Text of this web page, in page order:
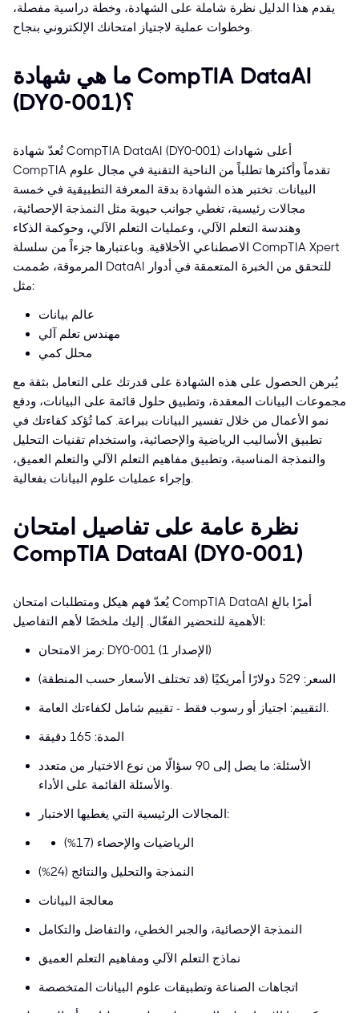
يقدم هذا الدليل نظرة شاملة على الشهادة، وخطة دراسية مفصلة،
وخطوات عملية لاجتياز امتحانك الإلكتروني بنجاح.
ما هي شهادة CompTIA DataAI
(DY0-001)؟
تُعدّ شهادة CompTIA DataAI (DY0-001) أعلى شهادات
CompTIA تقدماً وأكثرها تطلباً من الناحية التقنية في مجال علوم
البيانات. تختبر هذه الشهادة بدقة المعرفة التطبيقية في خمسة
مجالات رئيسية، تغطي جوانب حيوية مثل النمذجة الإحصائية،
وهندسة التعلم الآلي، وعمليات التعلم الآلي، وحوكمة الذكاء
الاصطناعي الأخلاقية. وباعتبارها جزءاً من سلسلة CompTIA Xpert
المرموقة، صُممت DataAI للتحقق من الخبرة المتعمقة في أدوار
مثل:
عالم بيانات
مهندس تعلم آلي
محلل كمي
يُبرهن الحصول على هذه الشهادة على قدرتك على التعامل بثقة مع
مجموعات البيانات المعقدة، وتطبيق حلول قائمة على البيانات، ودفع
نمو الأعمال من خلال تفسير البيانات ببراعة. كما تُؤكد كفاءتك في
تطبيق الأساليب الرياضية والإحصائية، واستخدام تقنيات التحليل
والنمذجة المناسبة، وتطبيق مفاهيم التعلم الآلي والتعلم العميق،
وإجراء عمليات علوم البيانات بفعالية.
نظرة عامة على تفاصيل امتحان
CompTIA DataAI (DY0-001)
يُعدّ فهم هيكل ومتطلبات امتحان CompTIA DataAI أمرًا بالغ
الأهمية للتحضير الفعّال. إليك ملخصًا لأهم التفاصيل:
رمز الامتحان: DY0-001 (الإصدار 1)
السعر: 529 دولارًا أمريكيًا (قد تختلف الأسعار حسب المنطقة)
التقييم: اجتياز أو رسوب فقط - تقييم شامل لكفاءتك العامة.
المدة: 165 دقيقة
الأسئلة: ما يصل إلى 90 سؤالًا من نوع الاختيار من متعدد
والأسئلة القائمة على الأداء.
المجالات الرئيسية التي يغطيها الاختبار:
الرياضيات والإحصاء (17%)
النمذجة والتحليل والنتائج (24%)
معالجة البيانات
النمذجة الإحصائية، والجبر الخطي، والتفاضل والتكامل
نماذج التعلم الآلي ومفاهيم التعلم العميق
اتجاهات الصناعة وتطبيقات علوم البيانات المتخصصة